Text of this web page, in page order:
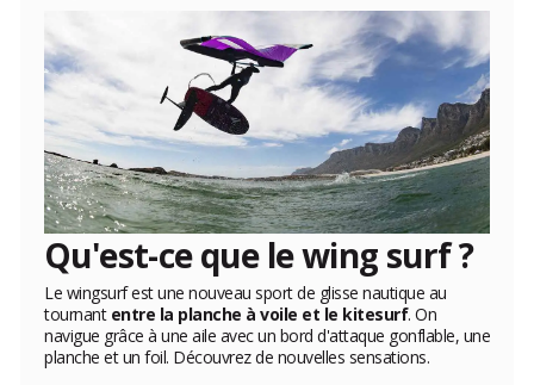
Qu'est-ce que le wing surf ?
Le wingsurf est une nouveau sport de glisse nautique au
tournant entre la planche à voile et le kitesurf. On
navigue grâce à une aile avec un bord d'attaque gonflable, une
planche et un foil. Découvrez de nouvelles sensations.